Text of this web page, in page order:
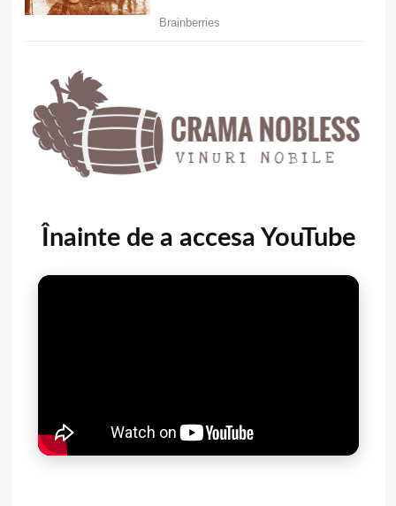
Înainte de a accesa YouTube